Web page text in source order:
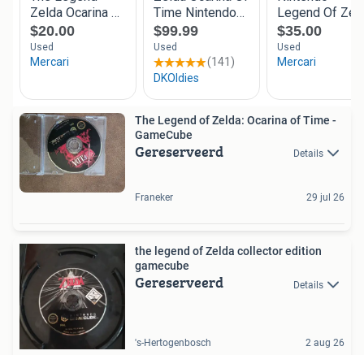
The Legend of Zelda: Ocarina of Time -
GameCube
Gereserveerd Details
Franeker 29 jul 26
the legend of Zelda collector edition
gamecube
Gereserveerd Details
's-Hertogenbosch 2 aug 26